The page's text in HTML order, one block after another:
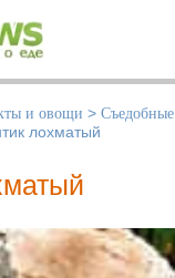
и овощи > Съедобные
лохматый